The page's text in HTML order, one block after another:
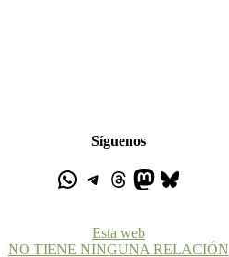
Síguenos
Esta web
NO TIENE NINGUNA RELACIÓN